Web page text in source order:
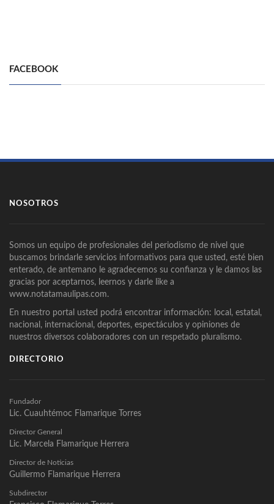
FACEBOOK
NOSOTROS
Somos un equipo de profesionales del periodismo de nivel que
buscamos brindarle servicios informativos para que usted, esté bien
enterado, de antemano le agradecemos su confianza y le damos las
gracias por aceptarnos, leernos y darle like a
www.notatamaulipas.com.
En nuestro portal usted podrá encontrar información: local, estatal,
nacional, internacional, deportes, espectáculos y opiniones de
nuestros diversos colaboradores con un respetado pluralismo.
DIRECTORIO
Fundador
Lic. Cuauhtémoc Flamarique Torres
Director General
Lic. Marcela Flamarique Herrera
Director de Noticias
Guillermo Flamarique Herrera
Subdirector